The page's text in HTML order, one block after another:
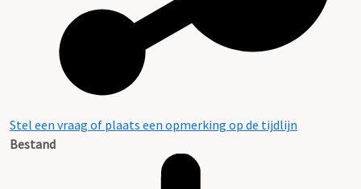
Stel een vraag of plaats een opmerking op de tijdlijn
Bestand